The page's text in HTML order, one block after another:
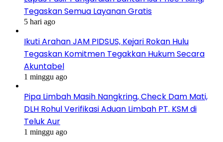
Tegaskan Semua Layanan Gratis
5 hari ago
Ikuti Arahan JAM PIDSUS, Kejari Rokan Hulu
Tegaskan Komitmen Tegakkan Hukum Secara
Akuntabel
1 minggu ago
Pipa Limbah Masih Nangkring, Check Dam Mati,
DLH Rohul Verifikasi Aduan Limbah PT. KSM di
Teluk Aur
1 minggu ago